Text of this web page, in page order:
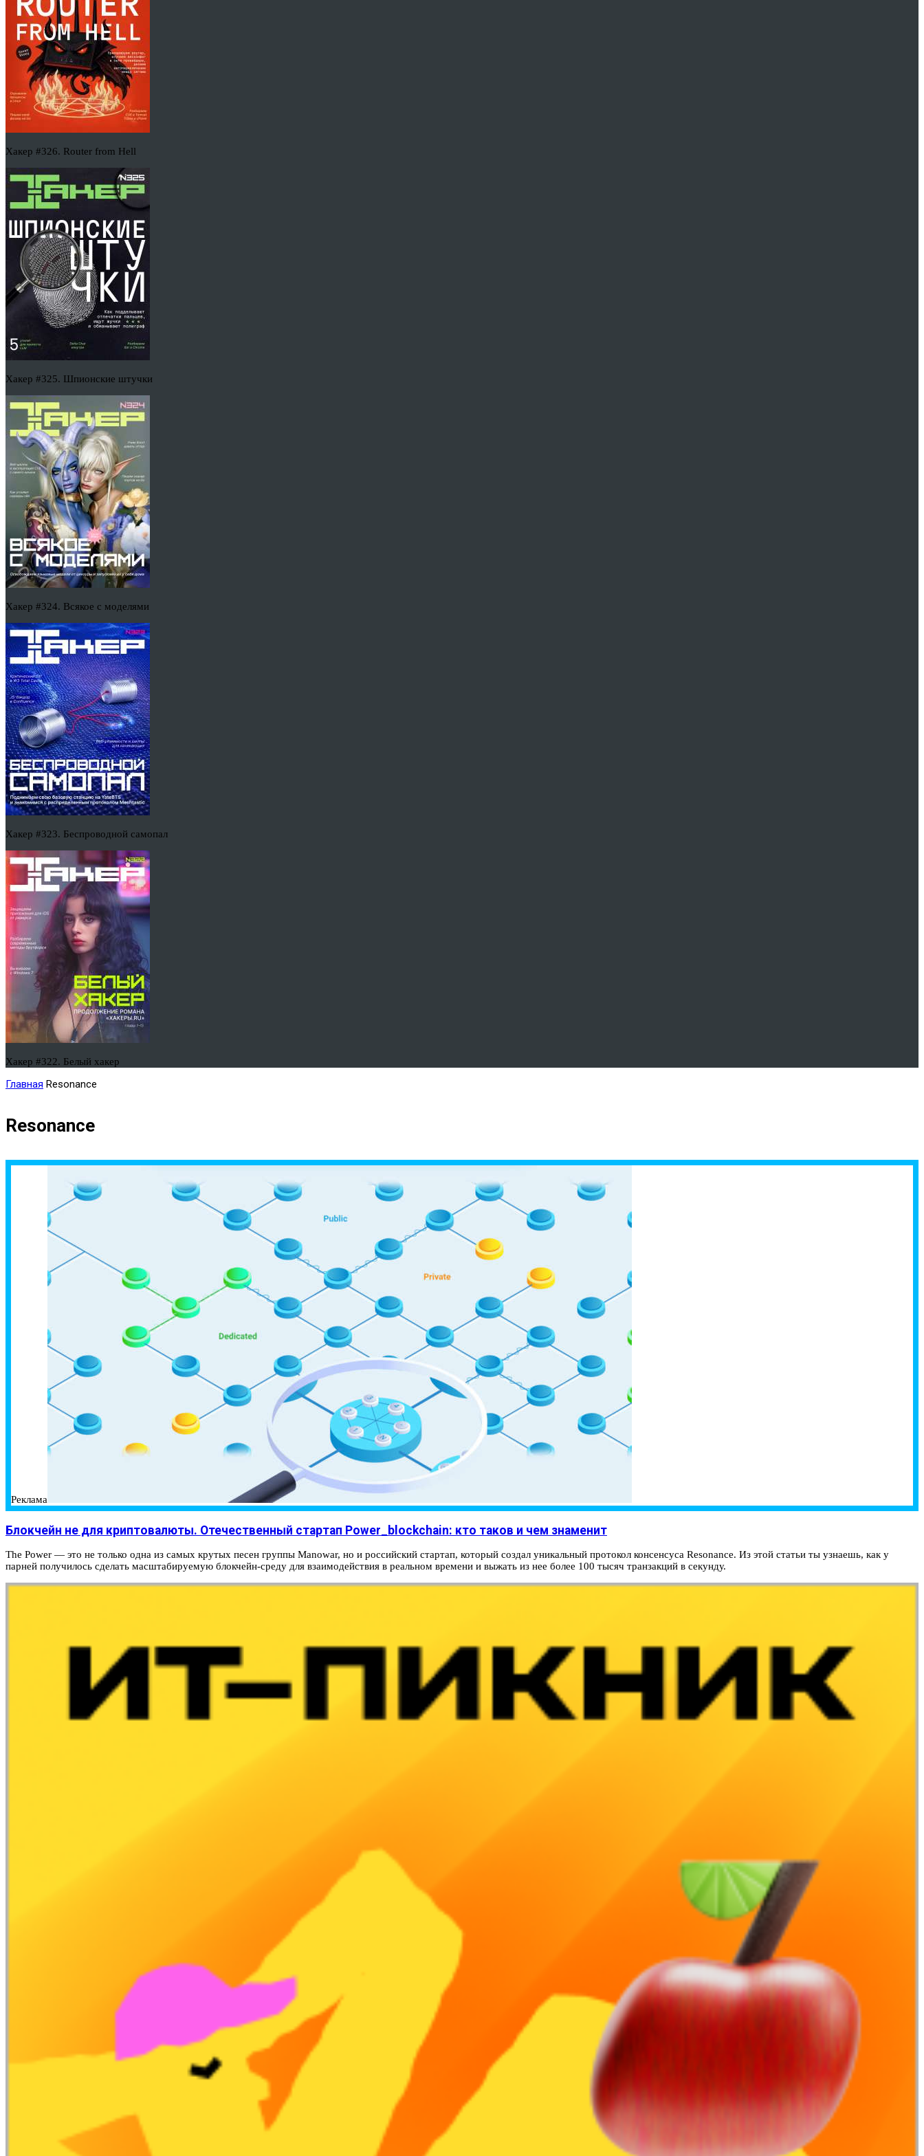
Хакер #326. Router from Hell
Хакер #325. Шпионские штучки
Хакер #324. Всякое с моделями
Хакер #323. Беспроводной самопал
Хакер #322. Белый хакер
Главная Resonance
Resonance
Реклама
Блокчейн не для криптовалюты. Отечественный стартап Power_blockchain: кто таков и чем знаменит
The Power — это не только одна из самых крутых песен группы Manowar, но и российский стартап, который создал уникальный протокол консенсуса Resonance. Из этой статьи ты узнаешь, как у
парней получилось сделать масштабируемую блокчейн-среду для взаимодействия в реальном времени и выжать из нее более 100 тысяч транзакций в секунду.